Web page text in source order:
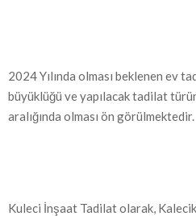
2024 Yılında olması beklenen ev
büyüklüğü ve yapılacak tadilat
aralığında olması ön görülmektedir.
Kuleci İnşaat Tadilat olarak,